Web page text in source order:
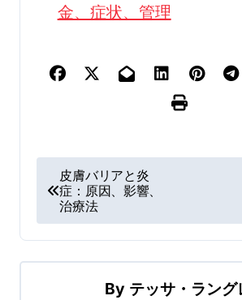
金、症状、管理
o
s
皮膚バリアと炎
症：原因、影響、
治療法
By テッサ・ラング